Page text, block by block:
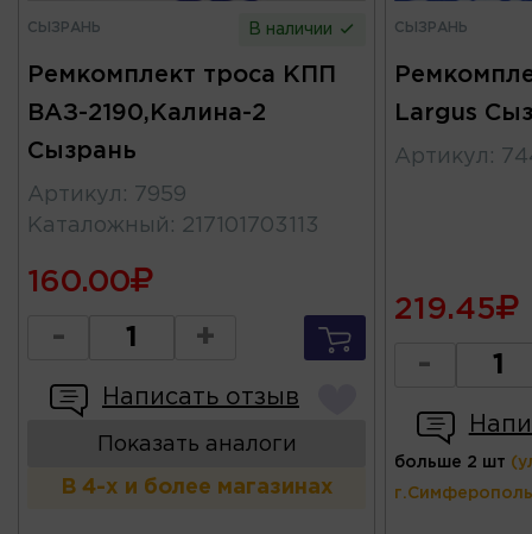
СЫЗРАНЬ В наличии
Ремкомплект троса КПП
ВАЗ-2190,Калина-2
Сызрань
Артикул :
7959
Каталожный : 217101703113
160.00
- +
Написать отзыв
Показать аналоги
В 4-х и более магазинах
СЫЗРАНЬ
Largus
Артикул :
219.45
-
больше 2 шт